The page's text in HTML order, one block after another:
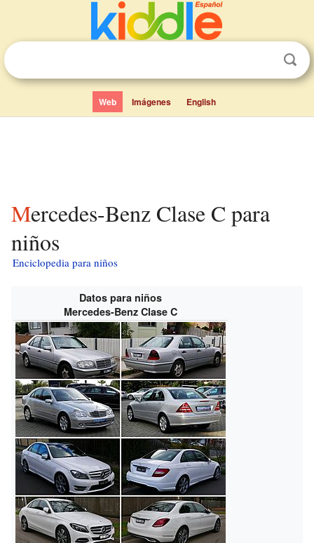
Web Imágenes English
Mercedes-Benz Clase C para
niños
Enciclopedia para niños
Datos para niños
Mercedes-Benz Clase C